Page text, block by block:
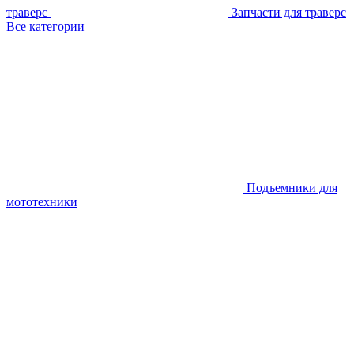
траверс
Запчасти для траверс
Все категории
Подъемники для
мототехники